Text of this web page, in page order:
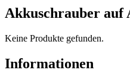
Akkuschrauber auf
Keine Produkte gefunden.
Informationen